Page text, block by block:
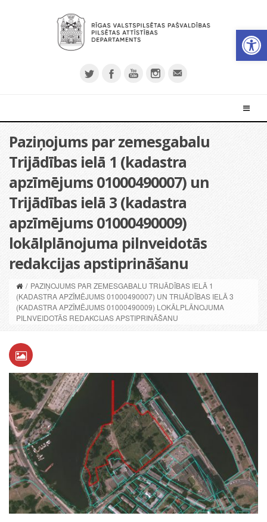
Paziņojums par zemesgabalu
Trijādības ielā 1 (kadastra
apzīmējums 01000490007) un
Trijādības ielā 3 (kadastra
apzīmējums 01000490009)
lokālplānojuma pilnveidotās
redakcijas apstiprināšanu
/ PAZIŅOJUMS PAR ZEMESGABALU TRIJĀDĪBAS IELĀ 1
(KADASTRA APZĪMĒJUMS 01000490007) UN TRIJĀDĪBAS IELĀ 3
(KADASTRA APZĪMĒJUMS 01000490009) LOKĀLPLĀNOJUMA
PILNVEIDOTĀS REDAKCIJAS APSTIPRINĀŠANU